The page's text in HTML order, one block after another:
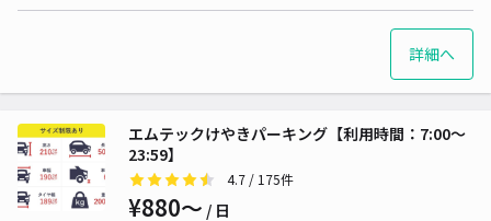
詳細へ
エムテックけやきパーキング【利用時間：7:00〜
23:59】
4.7 / 175件
¥880〜 / 日